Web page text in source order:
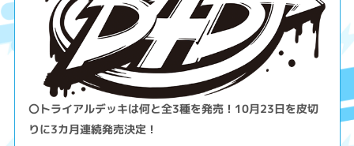
〇トライアルデッキは何と全3種を発売！10月23日を皮切
りに3カ月連続発売決定！